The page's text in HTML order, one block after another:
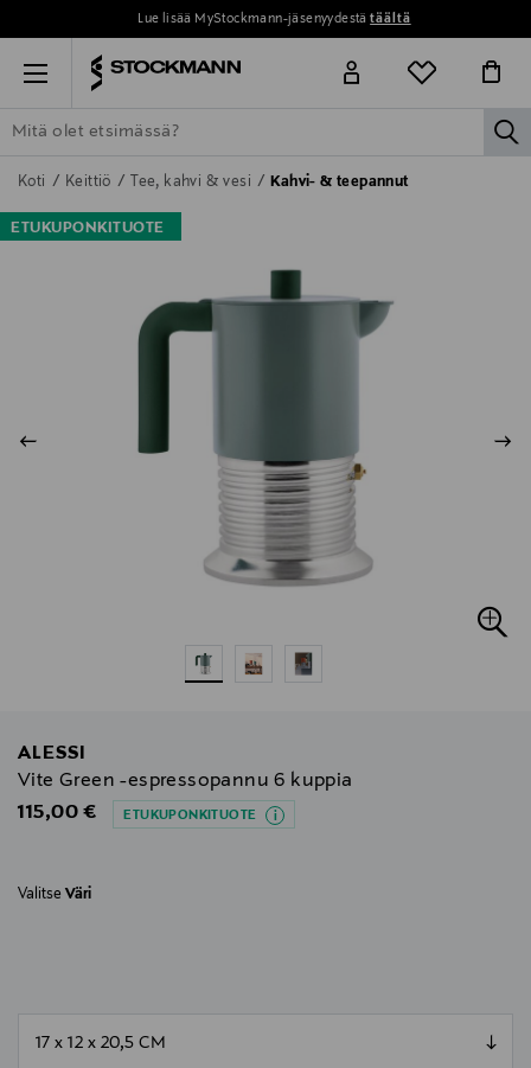
Lue lisää MyStockmann-jäsenyydestätäältä
Menu
ETSI KAIKKI NAISET MIEHET LAPSET KOTI
Koti Keittiö Tee, kahvi & vesi Kahvi- & teepannut
ETUKUPONKITUOTE
ALESSI
Vite Green -espressopannu 6 kuppia
Original Price
115,00 € ETUKUPONKITUOTE
Valitse Väri